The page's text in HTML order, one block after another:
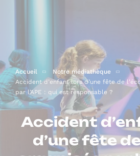
Accueil
Notre médiathèque
Accident d’enfant lors d’une fête de
par l’APE : qui est responsable ?
Accident
d’une fête